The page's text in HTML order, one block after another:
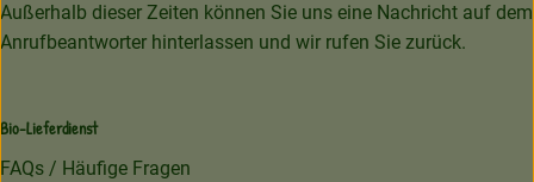
Außerhalb dieser Zeiten können Sie uns eine Nachricht auf dem
Anrufbeantworter hinterlassen und wir rufen Sie zurück.
Bio-Lieferdienst
FAQs / Häufige Fragen